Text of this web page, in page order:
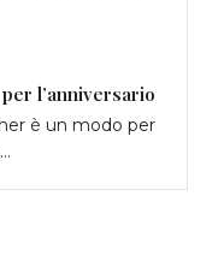
l’anniversario
è un modo per